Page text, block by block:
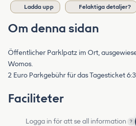
Ladda upp Felaktiga detaljer?
Om denna sidan
Öffentlicher Parklpatz im Ort,
Womos.
2 Euro Parkgebühr für das Tagesticket
Faciliteter
Logga in för att se all information ?